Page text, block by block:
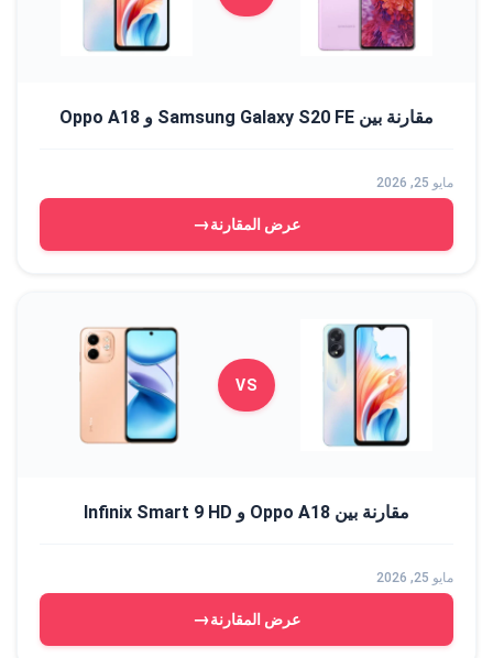
مقارنة بين Samsung Galaxy S20 FE و Oppo A18
مايو 25, 2026
عرض المقارنة→
VS
مقارنة بين Oppo A18 و Infinix Smart 9 HD
مايو 25, 2026
عرض المقارنة→